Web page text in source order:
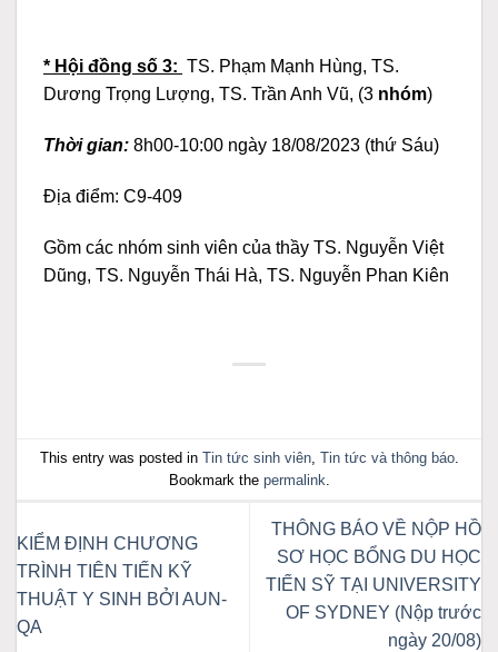
* Hội đồng số 3: TS. Phạm Mạnh Hùng, TS.
Dương Trọng Lượng, TS. Trần Anh Vũ, (3 nhóm)
Thời gian: 8h00-10:00 ngày 18/08/2023 (thứ Sáu)
Địa điểm: C9-409
Gồm các nhóm sinh viên của thầy TS. Nguyễn Việt
Dũng, TS. Nguyễn Thái Hà, TS. Nguyễn Phan Kiên
This entry was posted in Tin tức sinh viên, Tin tức và thông báo.
Bookmark the permalink
KIỂM ĐỊNH CHƯƠNG
TRÌNH TIÊN TIẾN KỸ
THUẬT Y SINH BỞI AUN-
QA
THÔNG BÁO VỀ NỘP HỒ
SƠ HỌC BỔNG DU HỌC
TIẾN SỸ TẠI UNIVERSITY
OF SYDNEY (Nộp trước
ngày 20/08)